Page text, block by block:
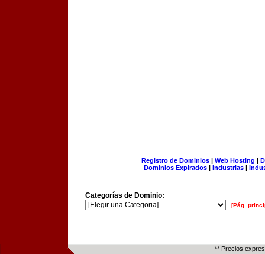
Registro de Dominios| Web Hosting |
Dominios Expirados | Industrias |
Categorías de Dominio:
[Pág.
** Precios